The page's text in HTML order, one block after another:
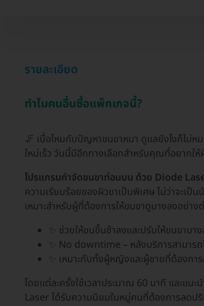
รายละเอียด
ทำไมคนอื่นซื้อแพ็กเกจนี้?
🦵 เบื่อไหมกับปัญหาขนขาหนา ดูแลยังไงก็ไม่ห
ใหม่เร็ว วันนี้มีอีกทางเลือกสำหรับคุณที่อยากใ
โปรแกรมกำจัดขนขาท่อนบน ด้วย Diode
ความเรียบร้อยของผิวขาเป็นพิเศษ ไม่ว่าจะเป็
เหมาะสำหรับผู้ที่ต้องการให้ขนขาดูบางลงอย่า
✨ ช่วยให้ขนขึ้นช้าลงและปรับให้ขนขาบ
✨ No downtime – หลังบริการสามาร
✨ เหมาะกับทั้งผู้หญิงและผู้ชายที่ต้องกา
โดยแต่ละครั้งใช้เวลาประมาณ 60 นาที และแ
Laser ได้รับความนิยมในหมู่คนที่ต้องการลดป